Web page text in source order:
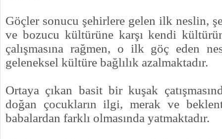
Göçler sonucu şehirlere gelen ilk neslin,
ve bozucu kültürüne karşı kendi
çalışmasına rağmen, o ilk göç eden
geleneksel kültüre bağlılık azalmaktadır.
Ortaya çıkan basit bir kuşak
doğan çocukların ilgi, merak ve
babalardan farklı olmasında yatmaktadır.